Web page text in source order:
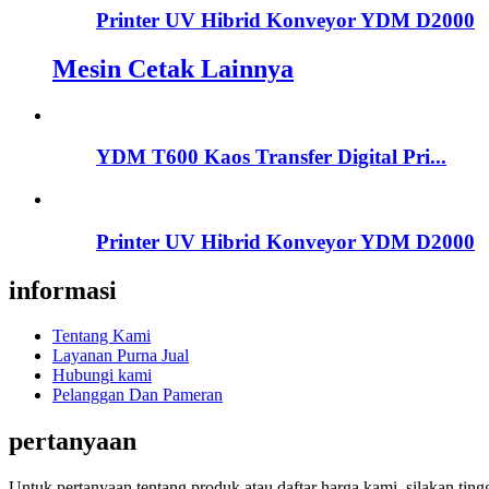
Printer UV Hibrid Konveyor YDM D2000
Mesin Cetak Lainnya
YDM T600 Kaos Transfer Digital Pri...
Printer UV Hibrid Konveyor YDM D2000
informasi
Tentang Kami
Layanan Purna Jual
Hubungi kami
Pelanggan Dan Pameran
pertanyaan